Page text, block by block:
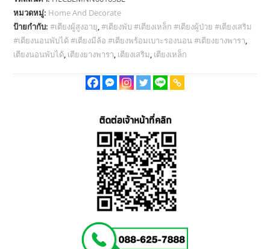
หมวดหมู่: Home And Decorate
ป้ายกำกับ:#เตียงผู้สูงอายุ,#เตียงพับ #เตียงเหล็ก #เตียงผู้ป่วย #เตียงเสริม
#เตียงนอนพับได้ #เตียงมีล้อ #เตียงพร้อมเบาะรองนอน #เตียงยางพารา,
เตียงนอนพับได้, เตียงยางพารา, เตียงเสริม, เตียงเหล็ก